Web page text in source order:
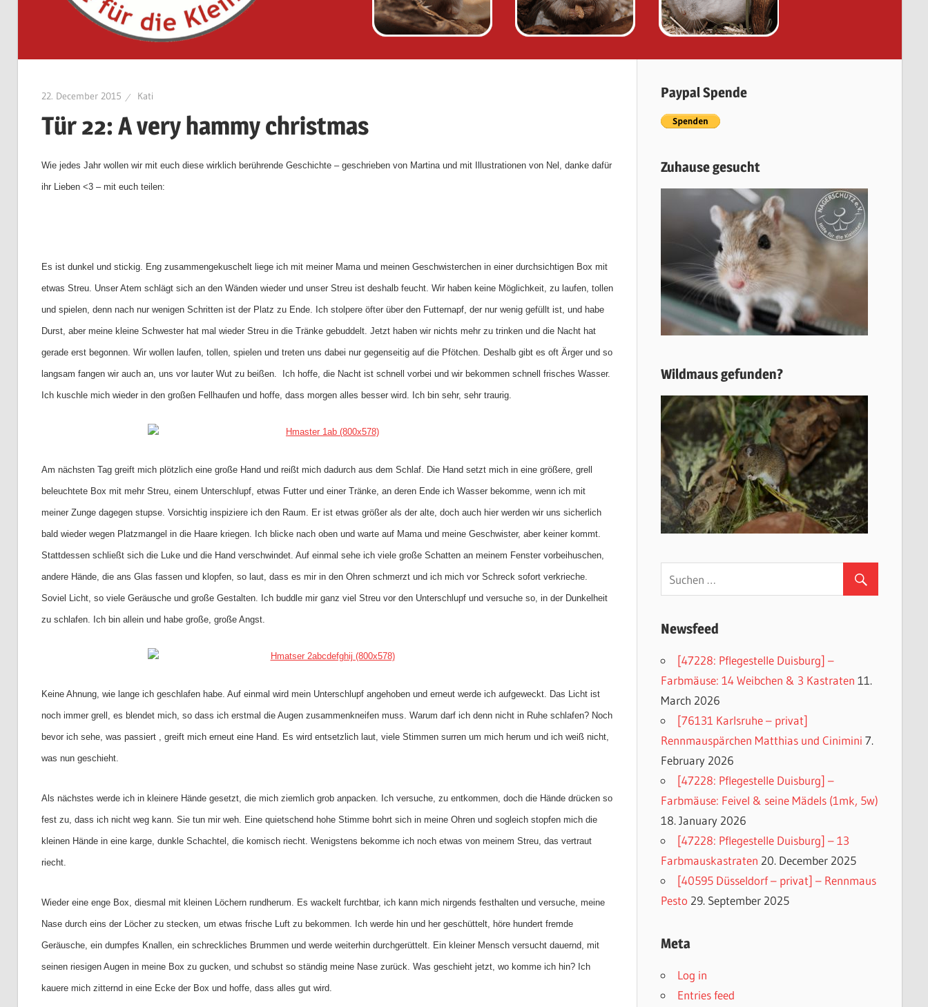
22. December 2015 Kati
Tür 22: A very hammy christmas
Wie jedes Jahr wollen wir mit euch diese wirklich berührende Geschichte – geschrieben von Martina und mit Illustrationen von Nel, danke dafür
ihr Lieben <3 – mit euch teilen:
Es ist dunkel und stickig. Eng zusammengekuschelt liege ich mit meiner Mama und meinen Geschwisterchen in einer durchsichtigen Box mit
etwas Streu. Unser Atem schlägt sich an den Wänden wieder und unser Streu ist deshalb feucht. Wir haben keine Möglichkeit, zu laufen, tollen
und spielen, denn nach nur wenigen Schritten ist der Platz zu Ende. Ich stolpere öfter über den Futternapf, der nur wenig gefüllt ist, und habe
Durst, aber meine kleine Schwester hat mal wieder Streu in die Tränke gebuddelt. Jetzt haben wir nichts mehr zu trinken und die Nacht hat
gerade erst begonnen. Wir wollen laufen, tollen, spielen und treten uns dabei nur gegenseitig auf die Pfötchen. Deshalb gibt es oft Ärger und so
langsam fangen wir auch an, uns vor lauter Wut zu beißen. Ich hoffe, die Nacht ist schnell vorbei und wir bekommen schnell frisches Wasser.
Ich kuschle mich wieder in den großen Fellhaufen und hoffe, dass morgen alles besser wird. Ich bin sehr, sehr traurig.
Am nächsten Tag greift mich plötzlich eine große Hand und reißt mich dadurch aus dem Schlaf. Die Hand setzt mich in eine größere, grell
beleuchtete Box mit mehr Streu, einem Unterschlupf, etwas Futter und einer Tränke, an deren Ende ich Wasser bekomme, wenn ich mit
meiner Zunge dagegen stupse. Vorsichtig inspiziere ich den Raum. Er ist etwas größer als der alte, doch auch hier werden wir uns sicherlich
bald wieder wegen Platzmangel in die Haare kriegen. Ich blicke nach oben und warte auf Mama und meine Geschwister, aber keiner kommt.
Stattdessen schließt sich die Luke und die Hand verschwindet. Auf einmal sehe ich viele große Schatten an meinem Fenster vorbeihuschen,
andere Hände, die ans Glas fassen und klopfen, so laut, dass es mir in den Ohren schmerzt und ich mich vor Schreck sofort verkrieche.
Soviel Licht, so viele Geräusche und große Gestalten. Ich buddle mir ganz viel Streu vor den Unterschlupf und versuche so, in der Dunkelheit
zu schlafen. Ich bin allein und habe große, große Angst.
Keine Ahnung, wie lange ich geschlafen habe. Auf einmal wird mein Unterschlupf angehoben und erneut werde ich aufgeweckt. Das Licht ist
noch immer grell, es blendet mich, so dass ich erstmal die Augen zusammenkneifen muss. Warum darf ich denn nicht in Ruhe schlafen? Noch
bevor ich sehe, was passiert , greift mich erneut eine Hand. Es wird entsetzlich laut, viele Stimmen surren um mich herum und ich weiß nicht,
was nun geschieht.
Als nächstes werde ich in kleinere Hände gesetzt, die mich ziemlich grob anpacken. Ich versuche, zu entkommen, doch die Hände drücken so
fest zu, dass ich nicht weg kann. Sie tun mir weh. Eine quietschend hohe Stimme bohrt sich in meine Ohren und sogleich stopfen mich die
kleinen Hände in eine karge, dunkle Schachtel, die komisch riecht. Wenigstens bekomme ich noch etwas von meinem Streu, das vertraut
riecht.
Wieder eine enge Box, diesmal mit kleinen Löchern rundherum. Es wackelt furchtbar, ich kann mich nirgends festhalten und versuche, meine
Nase durch eins der Löcher zu stecken, um etwas frische Luft zu bekommen. Ich werde hin und her geschüttelt, höre hundert fremde
Geräusche, ein dumpfes Knallen, ein schreckliches Brummen und werde weiterhin durchgerüttelt. Ein kleiner Mensch versucht dauernd, mit
seinen riesigen Augen in meine Box zu gucken, und schubst so ständig meine Nase zurück. Was geschieht jetzt, wo komme ich hin? Ich
kauere mich zitternd in eine Ecke der Box und hoffe, dass alles gut wird.
Paypal Spende
Zuhause gesucht
Wildmaus gefunden?
Newsfeed
[47228: Pflegestelle Duisburg] –
Farbmäuse: 14 Weibchen & 3 Kastraten 11.
March 2026
[76131 Karlsruhe – privat]
Rennmauspärchen Matthias und Cinimini 7.
February 2026
[47228: Pflegestelle Duisburg] –
Farbmäuse: Feivel & seine Mädels (1mk, 5w)
18. January 2026
[47228: Pflegestelle Duisburg] – 13
Farbmauskastraten 20. December 2025
[40595 Düsseldorf – privat] – Rennmaus
Pesto 29. September 2025
Meta
Log in
Entries feed